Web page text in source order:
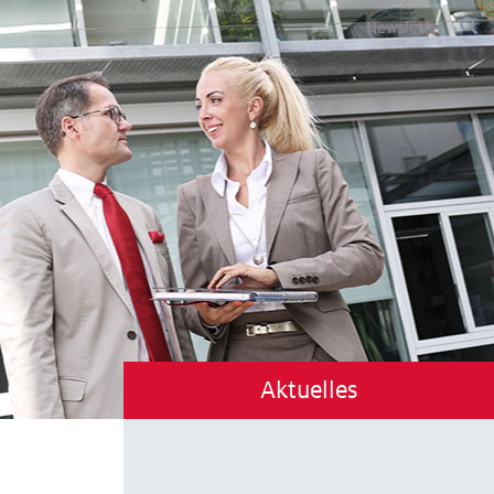
Newsletter
Aktuelles